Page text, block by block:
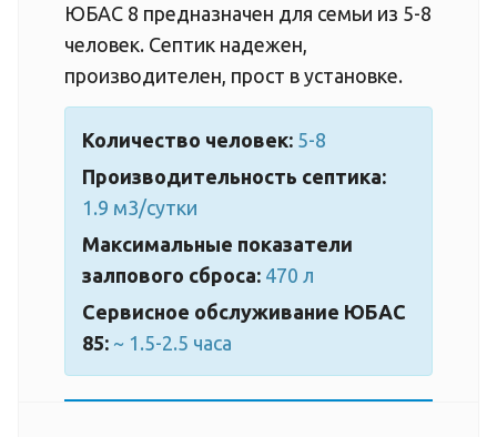
ЮБАС 8 предназначен для семьи из 5-8
человек. Септик надежен,
производителен, прост в установке.
Количество человек: 5-8
Производительность септика:
1.9 м3/сутки
Максимальные показатели
залпового сброса: 470 л
Сервисное обслуживание ЮБАС
85: ~ 1.5-2.5 часа